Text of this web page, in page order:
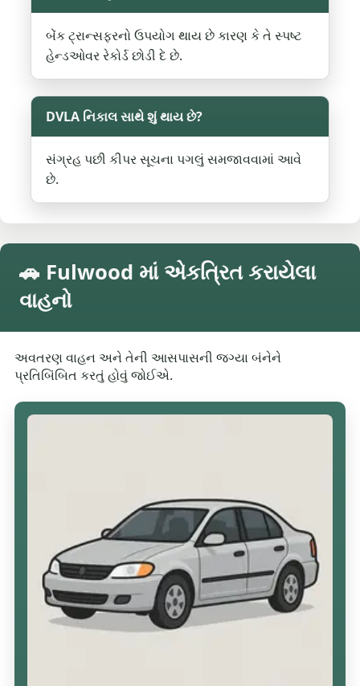
બેંક ટ્રાન્સફરનો ઉપયોગ થાય છે કારણ કે તે સ્પષ્ટ
હેન્ડઓવર રેકોર્ડ છોડી દે છે.
DVLA નિકાલ સાથે શું થાય છે?
સંગ્રહ પછી કીપર સૂચના પગલું સમજાવવામાં આવે
છે.
🚗 Fulwood માં એકત્રિત કરાયેલા
વાહનો
અવતરણ વાહન અને તેની આસપાસની જગ્યા બંનેને
પ્રતિબિંબિત કરતું હોવું જોઈએ.